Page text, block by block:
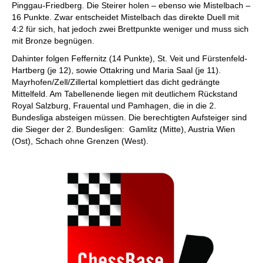
Pinggau-Friedberg. Die Steirer holen – ebenso wie Mistelbach –
16 Punkte. Zwar entscheidet Mistelbach das direkte Duell mit
4:2 für sich, hat jedoch zwei Brettpunkte weniger und muss sich
mit Bronze begnügen.
Dahinter folgen Feffernitz (14 Punkte), St. Veit und Fürstenfeld-
Hartberg (je 12), sowie Ottakring und Maria Saal (je 11).
Mayrhofen/Zell/Zillertal komplettiert das dicht gedrängte
Mittelfeld. Am Tabellenende liegen mit deutlichem Rückstand
Royal Salzburg, Frauental und Pamhagen, die in die 2.
Bundesliga absteigen müssen. Die berechtigten Aufsteiger sind
die Sieger der 2. Bundesligen: Gamlitz (Mitte), Austria Wien
(Ost), Schach ohne Grenzen (West).